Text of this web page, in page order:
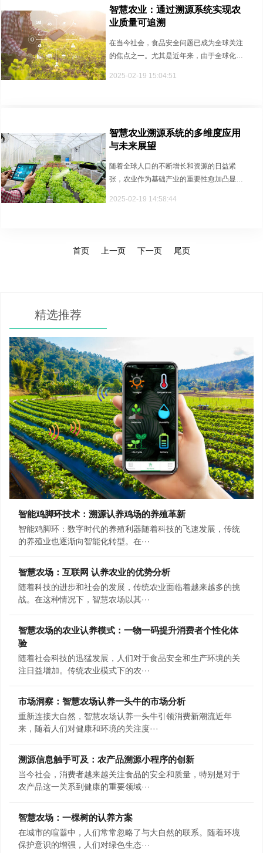
智慧农业：通过溯源系统实现农
业质量可追溯
在当今社会，食品安全问题已成为全球关注
的焦点之一。尤其是近年来，由于全球化贸
2025-02-19 15:04:51
智慧农业溯源系统的多维度应用
与未来展望
随着全球人口的不断增长和资源的日益紧
张，农业作为基础产业的重要性愈加凸显。
2025-02-19 14:58:44
首页 上一页 下一页 尾页
精选推荐
智能鸡脚环技术：溯源认养鸡场的养殖革新
智能鸡脚环：数字时代的养殖利器随着科技的飞速发展，传统
的养殖业也逐渐向智能化转型。在···
智慧农场：互联网 认养农业的优势分析
随着科技的进步和社会的发展，传统农业面临着越来越多的挑
战。在这种情况下，智慧农场以其···
智慧农场的农业认养模式：一物一码提升消费者个性化体
验
随着社会科技的迅猛发展，人们对于食品安全和生产环境的关
注日益增加。传统农业模式下的农···
市场洞察：智慧农场认养一头牛的市场分析
重新连接大自然，智慧农场认养一头牛引领消费新潮流近年
来，随着人们对健康和环境的关注度···
溯源信息触手可及：农产品溯源小程序的创新
当今社会，消费者越来越关注食品的安全和质量，特别是对于
农产品这一关系到健康的重要领域···
智慧农场：一棵树的认养方案
在城市的喧嚣中，人们常常忽略了与大自然的联系。随着环境
保护意识的增强，人们对绿色生态···